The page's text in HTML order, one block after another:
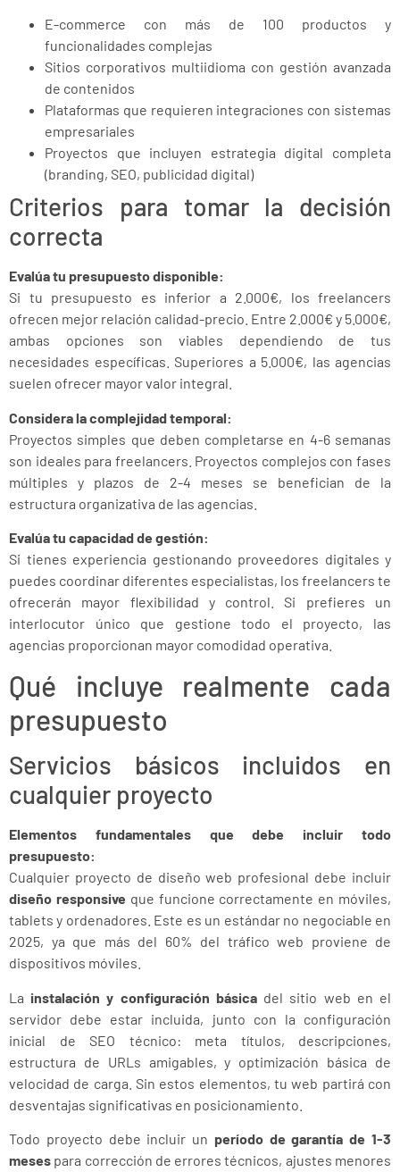
E-commerce con más de 100 productos y
funcionalidades complejas
Sitios corporativos multiidioma con gestión avanzada
de contenidos
Plataformas que requieren integraciones con sistemas
empresariales
Proyectos que incluyen estrategia digital completa
(branding, SEO, publicidad digital)
Criterios para tomar la decisión
correcta
Evalúa tu presupuesto disponible:
Si tu presupuesto es inferior a 2.000€, los freelancers
ofrecen mejor relación calidad-precio. Entre 2.000€ y 5.000€,
ambas opciones son viables dependiendo de tus
necesidades específicas. Superiores a 5.000€, las agencias
suelen ofrecer mayor valor integral.
Considera la complejidad temporal:
Proyectos simples que deben completarse en 4-6 semanas
son ideales para freelancers. Proyectos complejos con fases
múltiples y plazos de 2-4 meses se benefician de la
estructura organizativa de las agencias.
Evalúa tu capacidad de gestión:
Si tienes experiencia gestionando proveedores digitales y
puedes coordinar diferentes especialistas, los freelancers te
ofrecerán mayor flexibilidad y control. Si prefieres un
interlocutor único que gestione todo el proyecto, las
agencias proporcionan mayor comodidad operativa.
Qué incluye realmente cada
presupuesto
Servicios básicos incluidos en
cualquier proyecto
Elementos fundamentales que debe incluir todo
presupuesto:
Cualquier proyecto de diseño web profesional debe incluir
diseño responsive que funcione correctamente en móviles,
tablets y ordenadores. Este es un estándar no negociable en
2025, ya que más del 60% del tráfico web proviene de
dispositivos móviles.
La instalación y configuración básicadel sitio web en el
servidor debe estar incluida, junto con la configuración
inicial de SEO técnico: meta títulos, descripciones,
estructura de URLs amigables, y optimización básica de
velocidad de carga. Sin estos elementos, tu web partirá con
desventajas significativas en posicionamiento.
Todo proyecto debe incluir un período de garantía de 1-3
meses para corrección de errores técnicos, ajustes menores